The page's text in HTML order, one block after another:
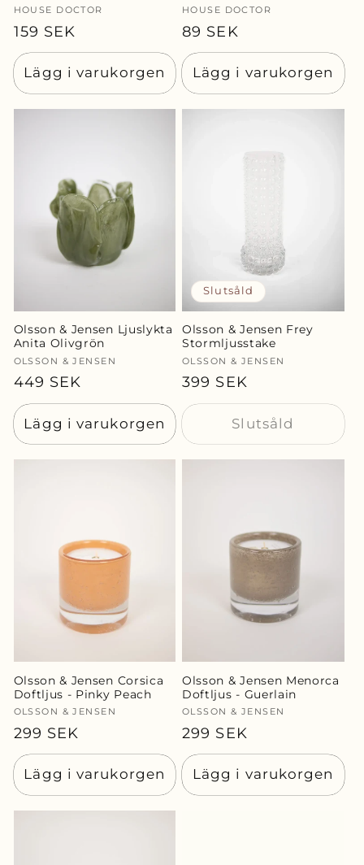
Säljare:
HOUSE DOCTOR
Ordinarie
pris
159 SEK
Lägg i varukorgen
Säljare:
HOUSE DOCTOR
Ordinarie
pris
89 SEK
Lägg i varukorgen
Olsson & Jensen Ljuslykta
Anita Olivgrön
Säljare:
OLSSON & JENSEN
Ordinarie
pris
449 SEK
Lägg i varukorgen
Slutsåld
Olsson & Jensen Frey
Stormljusstake
Säljare:
OLSSON & JENSEN
Ordinarie
pris
399 SEK
Slutsåld
Olsson & Jensen Corsica
Doftljus - Pinky Peach
Säljare:
OLSSON & JENSEN
Ordinarie
pris
299 SEK
Lägg i varukorgen
Olsson & Jensen Menorca
Doftljus - Guerlain
Säljare:
OLSSON & JENSEN
Ordinarie
pris
299 SEK
Lägg i varukorgen